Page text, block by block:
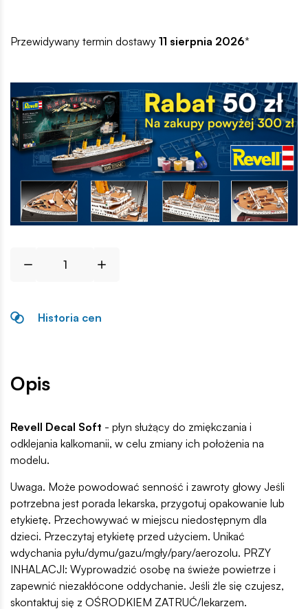
Przewidywany termin dostawy 11 sierpnia 2026*
Historia cen
Opis
Revell Decal Soft - płyn służący do zmiękczania i
odklejania kalkomanii, w celu zmiany ich położenia na
modelu.
Uwaga. Może powodować senność i zawroty głowy Jeśli
potrzebna jest porada lekarska, przygotuj opakowanie lub
etykietę. Przechowywać w miejscu niedostępnym dla
dzieci. Przeczytaj etykietę przed użyciem. Unikać
wdychania pyłu/dymu/gazu/mgły/pary/aerozolu. PRZY
INHALACJI: Wyprowadzić osobę na świeże powietrze i
zapewnić niezakłócone oddychanie. Jeśli źle się czujesz,
skontaktuj się z OŚRODKIEM ZATRUĆ/lekarzem.